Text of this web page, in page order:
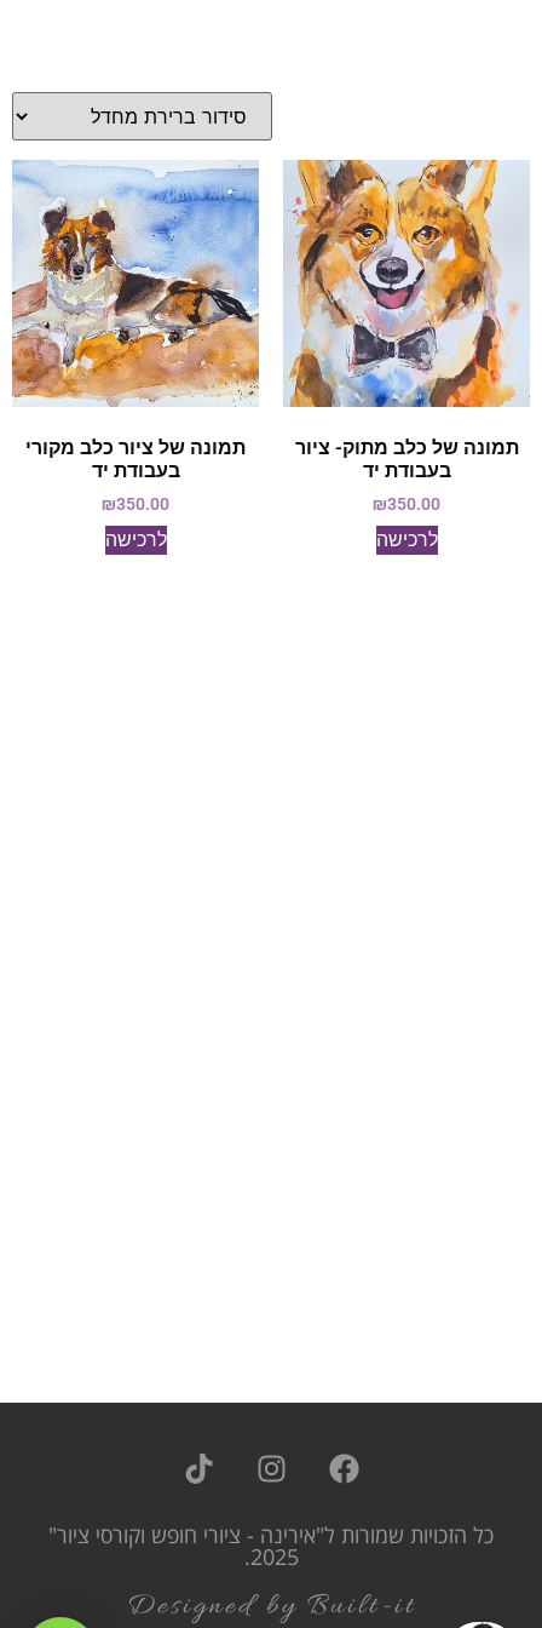
תמונה של כלב מתוק- ציור
בעבודת יד
₪350.00
לרכישה
תמונה של ציור כלב מקורי
בעבודת יד
₪350.00
לרכישה
כל הזכויות שמורות ל"אירינה - ציורי חופש וקורסי ציור"
2025.
Designed by Built-it